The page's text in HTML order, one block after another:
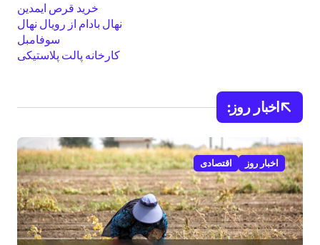
خرید قرص ایمدین
نهال بادام از رویال نهال
سوفامبل
کارخانه پالت پلاستیکی
اخبار روز:
اخبار روز اقتصادی